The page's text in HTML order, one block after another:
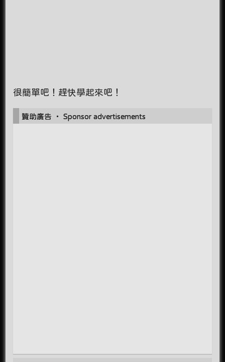
很簡單吧！趕快學起來吧！
贊助廣告 ‧ Sponsor advertisements